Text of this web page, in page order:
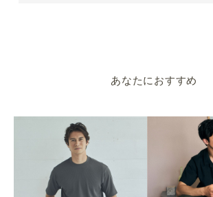
あなたにおすすめ